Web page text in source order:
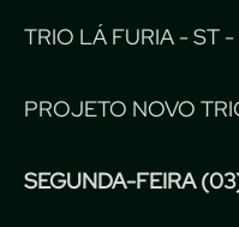
TRIO LÁ FURIA - ST
PROJETO NOVO
SEGUNDA-FEIRA